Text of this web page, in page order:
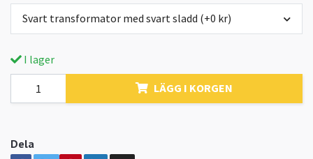
Svart transformator med svart sladd (+0 kr)
I lager
LÄGG I KORGEN
Dela